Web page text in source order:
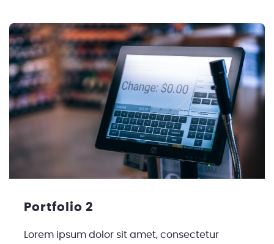
Portfolio 2
Lorem ipsum dolor sit amet, consectetur